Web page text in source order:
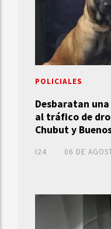
Desbaratan
al tráfico de
Chubut y
I24
POLICIALES
06 DE